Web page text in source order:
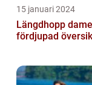
15 januari 2024
Längdhopp
fördjupad